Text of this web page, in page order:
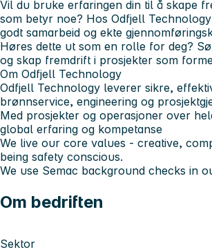
Vil du bruke erfaringen din til å skape
som betyr noe? Hos Odfjell
godt samarbeid og ekte
Høres dette ut som en rolle for deg?
og skap fremdrift i prosjekter som
Om Odfjell Technology
Odfjell Technology leverer sikre,
brønnservice, engineering og
Med prosjekter og operasjoner over
global erfaring og kompetanse
We live our core values - creative,
being safety conscious.
We use Semac background checks in
Om bedriften
Sektor